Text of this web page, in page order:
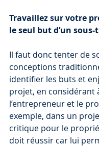
Travaillez sur votre
le seul but d’un
Il faut donc tenter de
conceptions
identifier les buts et
projet, en considérant
l’entrepreneur et le
exemple, dans un
critique pour le
doit réussir car lui